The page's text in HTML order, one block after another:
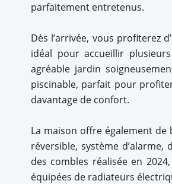
parfaitement entretenus.
Dès l’arrivée, vous profiterez
idéal pour accueillir
agréable jardin
piscinable, parfait pour
davantage de confort.
La maison offre également
réversible, système d’alarme,
des combles réalisée en
équipées de radiateurs